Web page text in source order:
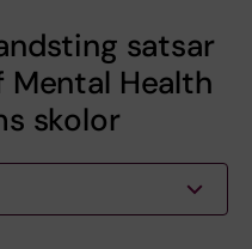
satsar
Mental Health
skolor